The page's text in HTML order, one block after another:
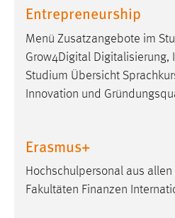
Entrepreneurship
Menü Zusatzangebote im
Grow4Digital Digitalisierung,
Studium Übersicht
Innovation und
Erasmus+
Hochschulpersonal aus
Fakultäten Finanzen
Vimeo